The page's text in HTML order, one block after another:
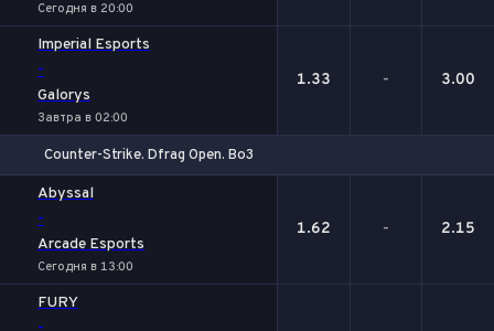
Сегодня в 20:00
Imperial Esports
-
Galorys
Завтра в 02:00
1.33 - 3.00
Counter-Strike. Dfrag Open. Bo3
Abyssal
-
Arcade Esports
Сегодня в 13:00
1.62 - 2.15
FURY